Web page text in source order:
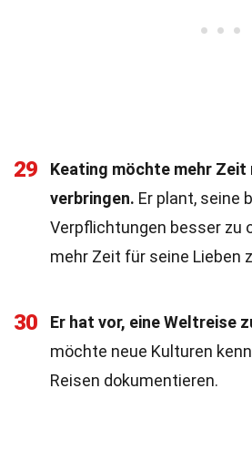
29
Keating möchte mehr Zeit
verbringen. Er plant, seine
Verpflichtungen besser zu
mehr Zeit für seine Lieben
30 Er hat vor, eine Weltreise
möchte neue Kulturen
Reisen dokumentieren.